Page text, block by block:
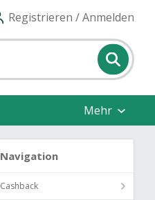
Registrieren / Anmelden
Mehr
Navigation
Cashback